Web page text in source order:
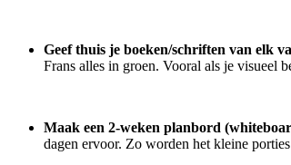
Geef thuis je boeken/schriften van elk
Frans alles in groen. Vooral als je visueel
Maak een 2-weken planbord
dagen ervoor. Zo worden het kleine